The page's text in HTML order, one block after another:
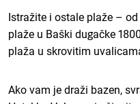
Istražite i ostale plaže –
plaže u Baški dugačke
plaža u skrovitim
Ako vam je draži bazen,